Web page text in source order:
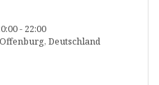
- 22:00
Deutschland